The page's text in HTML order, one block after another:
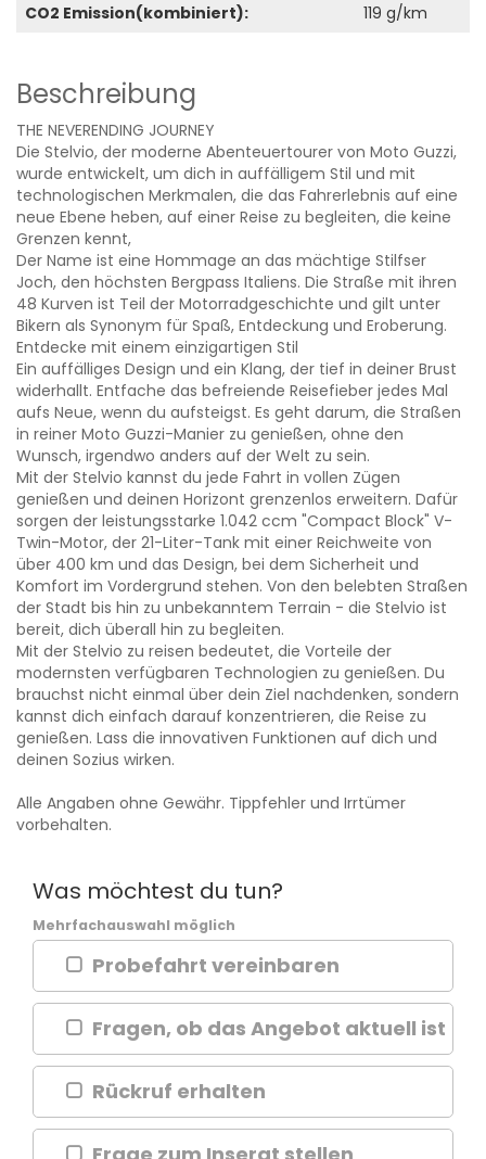
CO2 Emission(kombiniert): 119 g/km
Beschreibung
THE NEVERENDING JOURNEY
Die Stelvio, der moderne Abenteuertourer von Moto Guzzi,
wurde entwickelt, um dich in auffälligem Stil und mit
technologischen Merkmalen, die das Fahrerlebnis auf eine
neue Ebene heben, auf einer Reise zu begleiten, die keine
Grenzen kennt,
Der Name ist eine Hommage an das mächtige Stilfser
Joch, den höchsten Bergpass Italiens. Die Straße mit ihren
48 Kurven ist Teil der Motorradgeschichte und gilt unter
Bikern als Synonym für Spaß, Entdeckung und Eroberung.
Entdecke mit einem einzigartigen Stil
Ein auffälliges Design und ein Klang, der tief in deiner Brust
widerhallt. Entfache das befreiende Reisefieber jedes Mal
aufs Neue, wenn du aufsteigst. Es geht darum, die Straßen
in reiner Moto Guzzi-Manier zu genießen, ohne den
Wunsch, irgendwo anders auf der Welt zu sein.
Mit der Stelvio kannst du jede Fahrt in vollen Zügen
genießen und deinen Horizont grenzenlos erweitern. Dafür
sorgen der leistungsstarke 1.042 ccm "Compact Block" V-
Twin-Motor, der 21-Liter-Tank mit einer Reichweite von
über 400 km und das Design, bei dem Sicherheit und
Komfort im Vordergrund stehen. Von den belebten Straßen
der Stadt bis hin zu unbekanntem Terrain - die Stelvio ist
bereit, dich überall hin zu begleiten.
Mit der Stelvio zu reisen bedeutet, die Vorteile der
modernsten verfügbaren Technologien zu genießen. Du
brauchst nicht einmal über dein Ziel nachdenken, sondern
kannst dich einfach darauf konzentrieren, die Reise zu
genießen. Lass die innovativen Funktionen auf dich und
deinen Sozius wirken.
Alle Angaben ohne Gewähr. Tippfehler und Irrtümer
vorbehalten.
Was möchtest du tun?
Mehrfachauswahl möglich
Probefahrt vereinbaren
Fragen, ob das Angebot aktuell ist
Rückruf erhalten